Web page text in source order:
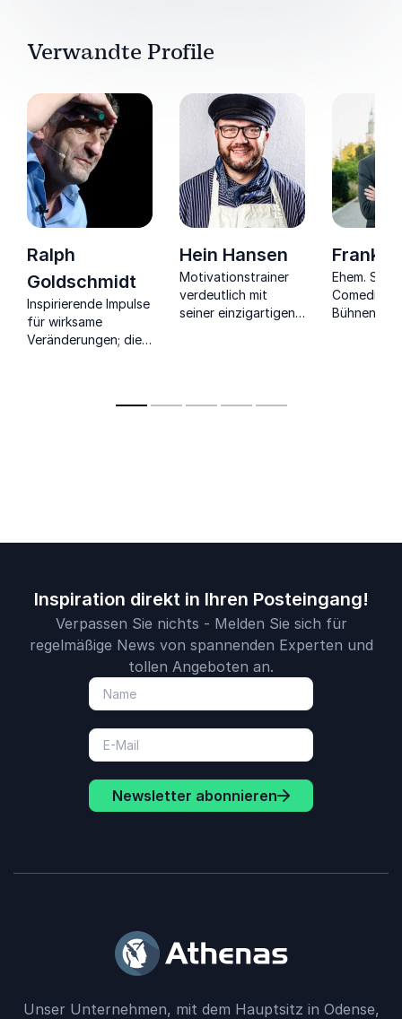
Verwandte Profile
Ralph
Goldschmidt
Inspirierende Impulse
für wirksame
Veränderungen; die
Hein Hansen
Motivationstrainer
verdeutlich mit
seiner einzigartigen
Frank
Ehem.
Comedian
Bühnen-
Inspiration direkt in Ihren Posteingang!
Verpassen Sie nichts - Melden Sie sich für
regelmäßige News von spannenden Experten und
tollen Angeboten an.
Newsletter abonnieren
Unser Unternehmen, mit dem Hauptsitz in Odense,